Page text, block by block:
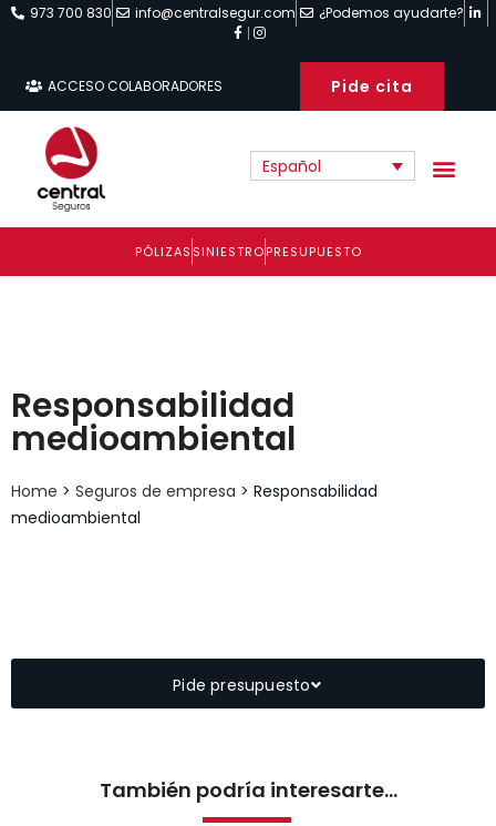
973 700 830 info@centralsegur.com ¿Podemos ayudarte?
ACCESO COLABORADORES Pide cita
Español
PÓLIZAS SINIESTROPRESUPUESTO
Responsabilidad
medioambiental
Home > Seguros de empresa > Responsabilidad
medioambiental
Pide presupuesto
También podría interesarte...